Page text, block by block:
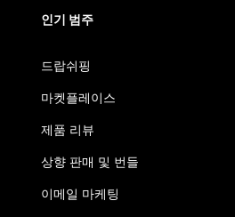
인기 범주
드랍쉬핑
마켓플레이스
제품 리뷰
상향 판매 및 번들
이메일 마케팅